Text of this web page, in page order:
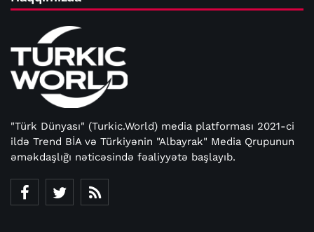
"Türk Dünyası" (Turkic.World) media platforması 2021-ci
ildə Trend BİA və Türkiyənin "Albayrak" Media Qrupunun
əməkdaşlığı nəticəsində fəaliyyətə başlayıb.